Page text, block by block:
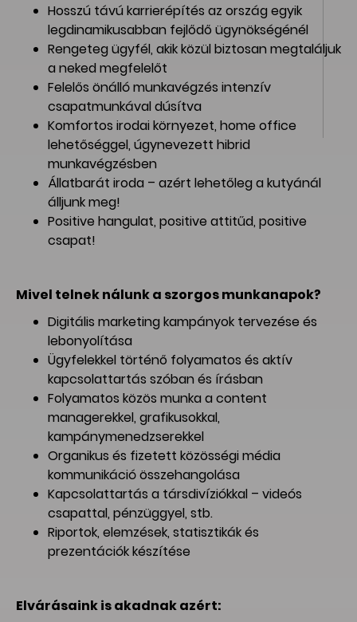
Hosszú távú karrierépítés az ország egyik
legdinamikusabban fejlődő ügynökségénél
Rengeteg ügyfél, akik közül biztosan megtaláljuk
a neked megfelelőt
Felelős önálló munkavégzés intenzív
csapatmunkával dúsítva
Komfortos irodai környezet, home office
lehetőséggel, úgynevezett hibrid
munkavégzésben
Állatbarát iroda – azért lehetőleg a kutyánál
álljunk meg!
Positive hangulat, positive attitűd, positive
csapat!
Mivel telnek nálunk a szorgos munkanapok?
Digitális marketing kampányok tervezése és
lebonyolítása
Ügyfelekkel történő folyamatos és aktív
kapcsolattartás szóban és írásban
Folyamatos közös munka a content
managerekkel, grafikusokkal,
kampánymenedzserekkel
Organikus és fizetett közösségi média
kommunikáció összehangolása
Kapcsolattartás a társdivíziókkal – videós
csapattal, pénzüggyel, stb.
Riportok, elemzések, statisztikák és
prezentációk készítése
Elvárásaink is akadnak azért: